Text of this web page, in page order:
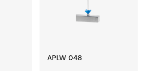
APLW 048